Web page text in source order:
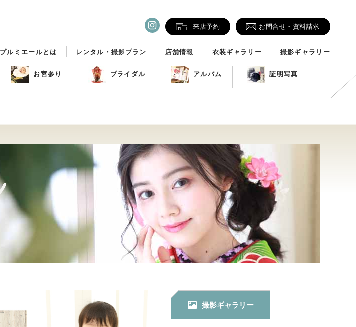
来店予約 お問合せ・資料請求
プルミエールとは レンタル・撮影プラン 店舗情報 衣装ギャラリー 撮影ギャラリー
お宮参り ブライダル アルバム 証明写真
撮影ギャラリー